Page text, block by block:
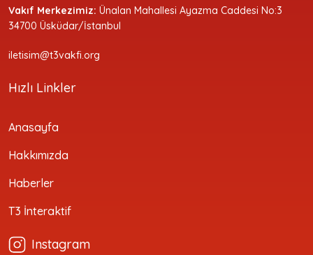
Vakıf Merkezimiz: Ünalan Mahallesi Ayazma Caddesi No:3
34700 Üsküdar/İstanbul
iletisim@t3vakfi.org
Hızlı Linkler
Anasayfa
Hakkımızda
Haberler
T3 İnteraktif
Instagram